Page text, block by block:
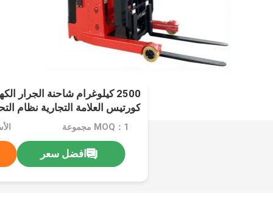
2500 كيلوغرام شاحنة الجرار
كورتيس العلامة التجارية نظام
MOQ：1 مجموعة
افضل سعر